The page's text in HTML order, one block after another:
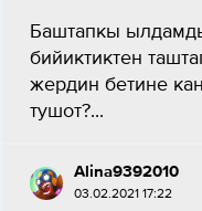
Баштапкы
бийиктиктен
жердин бетине
тушот?...
Alina9392010
03.02.2021 17:22